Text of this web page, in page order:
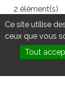
2 élément(s)
Ce site utilise
ceux que vous
Tout